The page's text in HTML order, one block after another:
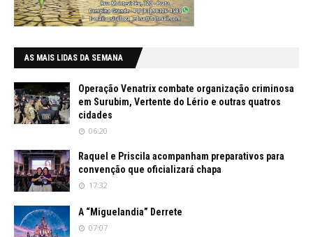
AS MAIS LIDAS DA SEMANA
Operação Venatrix combate organização criminosa
em Surubim, Vertente do Lério e outras quatros
cidades
06:20
Raquel e Priscila acompanham preparativos para
convenção que oficializará chapa
17:32
A “Miguelandia” Derrete
07:07